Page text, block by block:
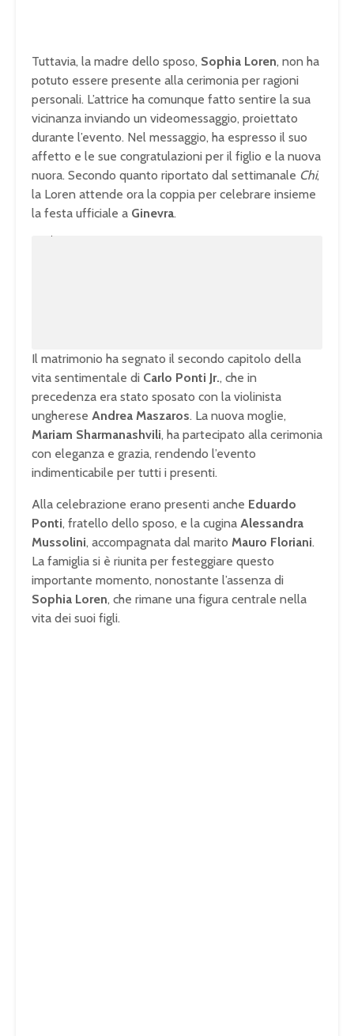
Tuttavia, la madre dello sposo, Sophia Loren, non ha
potuto essere presente alla cerimonia per ragioni
personali. L’attrice ha comunque fatto sentire la sua
vicinanza inviando un videomessaggio, proiettato
durante l’evento. Nel messaggio, ha espresso il suo
affetto e le sue congratulazioni per il figlio e la nuova
nuora. Secondo quanto riportato dal settimanale Chi,
la Loren attende ora la coppia per celebrare insieme
la festa ufficiale a Ginevra.
Il matrimonio ha segnato il secondo capitolo della
vita sentimentale di Carlo Ponti Jr., che in
precedenza era stato sposato con la violinista
ungherese Andrea Maszaros. La nuova moglie,
Mariam Sharmanashvili, ha partecipato alla cerimonia
con eleganza e grazia, rendendo l’evento
indimenticabile per tutti i presenti.
Alla celebrazione erano presenti anche Eduardo
Ponti, fratello dello sposo, e la cugina Alessandra
Mussolini, accompagnata dal marito Mauro Floriani.
La famiglia si è riunita per festeggiare questo
importante momento, nonostante l’assenza di
Sophia Loren, che rimane una figura centrale nella
vita dei suoi figli.